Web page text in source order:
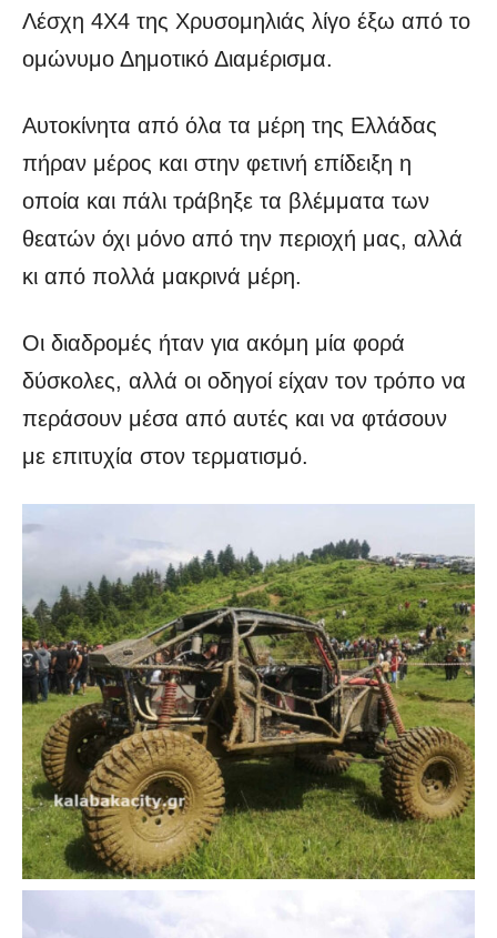
Λέσχη 4Χ4 της Χρυσομηλιάς λίγο έξω από το
ομώνυμο Δημοτικό Διαμέρισμα.
Αυτοκίνητα από όλα τα μέρη της Ελλάδας
πήραν μέρος και στην φετινή επίδειξη η
οποία και πάλι τράβηξε τα βλέμματα των
θεατών όχι μόνο από την περιοχή μας, αλλά
κι από πολλά μακρινά μέρη.
Οι διαδρομές ήταν για ακόμη μία φορά
δύσκολες, αλλά οι οδηγοί είχαν τον τρόπο να
περάσουν μέσα από αυτές και να φτάσουν
με επιτυχία στον τερματισμό.